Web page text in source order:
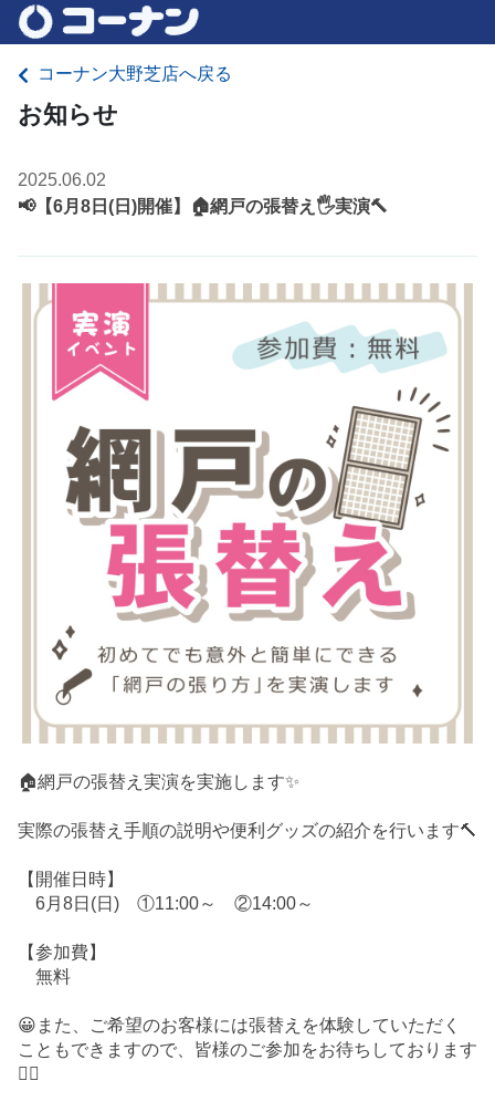
コーナン大野芝店へ戻る
お知らせ
2025.06.02
📢【6月8日(日)開催】🏠網戸の張替え🖐実演🔨
🏠網戸の張替え実演を実施します✨
実際の張替え手順の説明や便利グッズの紹介を行います🔨
【開催日時】
6月8日(日) ①11:00～ ②14:00～
【参加費】
無料
😀また、ご希望のお客様には張替えを体験していただく
こともできますので、皆様のご参加をお待ちしております
🙇‍♀️